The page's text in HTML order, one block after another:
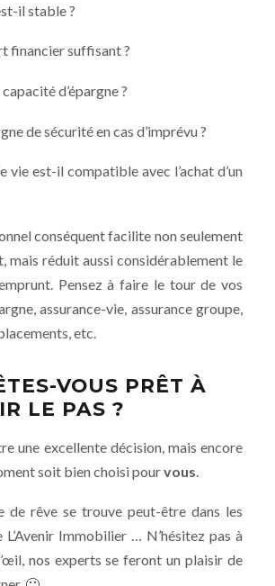
il stable ?
financier suffisant ?
d’épargne ?
de sécurité en cas d’imprévu ?
vie est-il compatible avec l’achat d’un
conséquent facilite non seulement
mais réduit aussi considérablement le
Pensez à faire le tour de vos
assurance-vie, assurance groupe,
etc.
VOUS PRÊT À
LE PAS ?
une excellente décision, mais encore
soit bien choisi pourvous.
de rêve se trouve peut-être dans les
Immobilier … N’hésitez pas à
nos experts se feront un plaisir de